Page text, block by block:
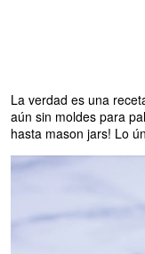
La verdad es una
aún sin moldes para
hasta mason jars! Lo